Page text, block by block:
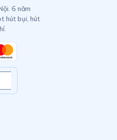
6 năm
hút bụi, hút